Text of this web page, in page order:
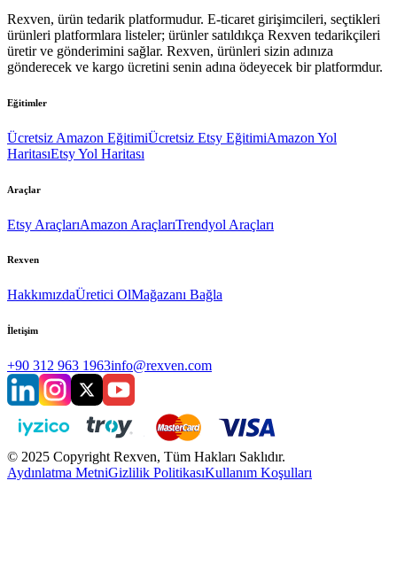
Rexven, ürün tedarik platformudur. E-ticaret girişimcileri, seçtikleri
ürünleri platformlara listeler; ürünler satıldıkça Rexven tedarikçileri
üretir ve gönderimini sağlar. Rexven, ürünleri sizin adınıza
gönderecek ve kargo ücretini senin adına ödeyecek bir platformdur.
Eğitimler
Ücretsiz Amazon EğitimiÜcretsiz Etsy EğitimiAmazon Yol
HaritasıEtsy Yol Haritası
Araçlar
Etsy AraçlarıAmazon AraçlarıTrendyol Araçları
Rexven
HakkımızdaÜretici OlMağazanı Bağla
İletişim
+90 312 963 1963info@rexven.com
© 2025 Copyright Rexven, Tüm Hakları Saklıdır.
Aydınlatma MetniGizlilik PolitikasıKullanım Koşulları